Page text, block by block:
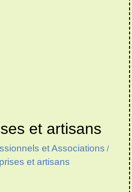
et artisans
et Associations /
et artisans